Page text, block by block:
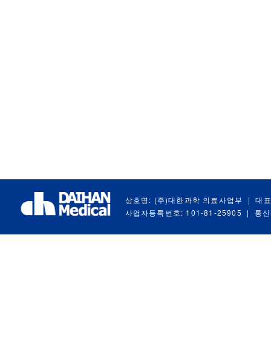
상호명: (주)대한과학 의료사업부 |
대
사업자등록번호: 101-81-25905
| 통